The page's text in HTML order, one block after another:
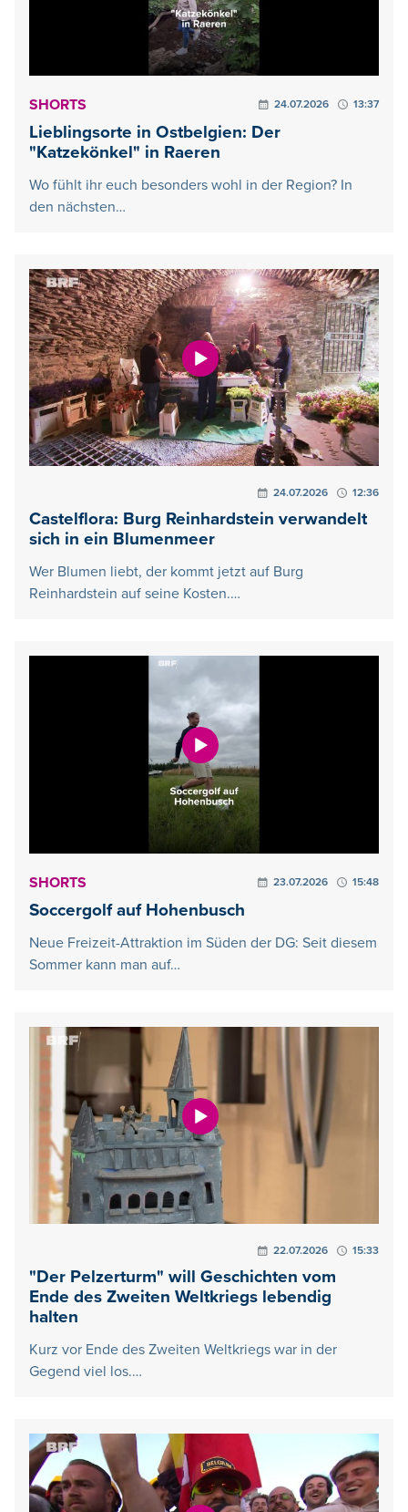
SHORTS 24.07.2026 13:37
Lieblingsorte in Ostbelgien: Der
"Katzekönkel" in Raeren
Wo fühlt ihr euch besonders wohl in der Region? In
den nächsten…
24.07.2026 12:36
Castelflora: Burg Reinhardstein verwandelt
sich in ein Blumenmeer
Wer Blumen liebt, der kommt jetzt auf Burg
Reinhardstein auf seine Kosten.…
SHORTS 23.07.2026 15:48
Soccergolf auf Hohenbusch
Neue Freizeit-Attraktion im Süden der DG: Seit diesem
Sommer kann man auf…
22.07.2026 15:33
"Der Pelzerturm" will Geschichten vom
Ende des Zweiten Weltkriegs lebendig
halten
Kurz vor Ende des Zweiten Weltkriegs war in der
Gegend viel los.…